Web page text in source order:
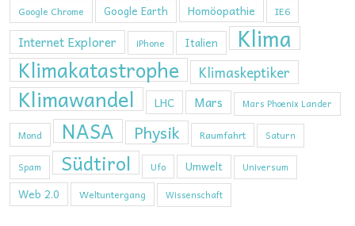
Google Chrome Google Earth Homöopathie IE6
Internet Explorer iPhone Italien Klima
Klimakatastrophe Klimaskeptiker
Klimawandel LHC Mars Mars Phoenix Lander
Mond NASA Physik Raumfahrt Saturn
Spam Südtirol Ufo Umwelt Universum
Web 2.0 Weltuntergang Wissenschaft